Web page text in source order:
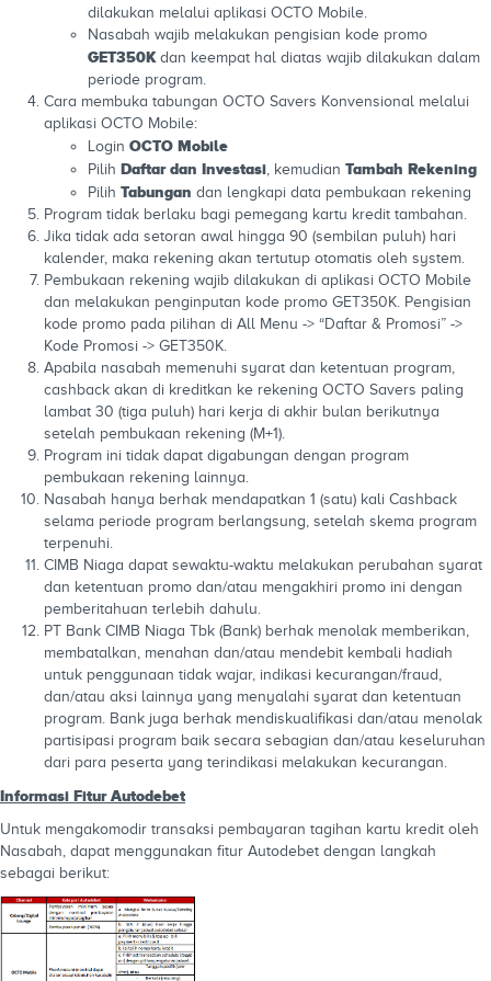
dilakukan melalui aplikasi OCTO Mobile.
Nasabah wajib melakukan pengisian kode promo
GET350K dan keempat hal diatas wajib dilakukan dalam
periode program.
Cara membuka tabungan OCTO Savers Konvensional melalui
aplikasi OCTO Mobile:
Login OCTO Mobile
Pilih Daftar dan Investasi, kemudian Tambah Rekening
Pilih Tabungan dan lengkapi data pembukaan rekening
Program tidak berlaku bagi pemegang kartu kredit tambahan.
Jika tidak ada setoran awal hingga 90 (sembilan puluh) hari
kalender, maka rekening akan tertutup otomatis oleh system.
Pembukaan rekening wajib dilakukan di aplikasi OCTO Mobile
dan melakukan penginputan kode promo GET350K. Pengisian
kode promo pada pilihan di All Menu -> “Daftar & Promosi” ->
Kode Promosi -> GET350K.
Apabila nasabah memenuhi syarat dan ketentuan program,
cashback akan di kreditkan ke rekening OCTO Savers paling
lambat 30 (tiga puluh) hari kerja di akhir bulan berikutnya
setelah pembukaan rekening (M+1).
Program ini tidak dapat digabungan dengan program
pembukaan rekening lainnya.
Nasabah hanya berhak mendapatkan 1 (satu) kali Cashback
selama periode program berlangsung, setelah skema program
terpenuhi.
CIMB Niaga dapat sewaktu-waktu melakukan perubahan syarat
dan ketentuan promo dan/atau mengakhiri promo ini dengan
pemberitahuan terlebih dahulu.
PT Bank CIMB Niaga Tbk (Bank) berhak menolak memberikan,
membatalkan, menahan dan/atau mendebit kembali hadiah
untuk penggunaan tidak wajar, indikasi kecurangan/fraud,
dan/atau aksi lainnya yang menyalahi syarat dan ketentuan
program. Bank juga berhak mendiskualifikasi dan/atau menolak
partisipasi program baik secara sebagian dan/atau keseluruhan
dari para peserta yang terindikasi melakukan kecurangan.
Informasi Fitur Autodebet
Untuk mengakomodir transaksi pembayaran tagihan kartu kredit oleh
Nasabah, dapat menggunakan fitur Autodebet dengan langkah
sebagai berikut: